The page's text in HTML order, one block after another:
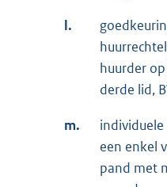
l.
huurder
derde lid,
m.
een enkel
pand met